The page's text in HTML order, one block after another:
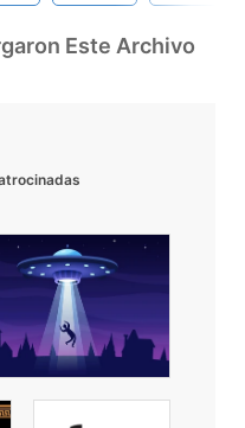
Este Archivo